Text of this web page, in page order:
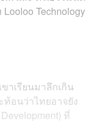
Technology
าเรียนมาลึกเกิน
อนว่าไทยอาจยัง
ที่